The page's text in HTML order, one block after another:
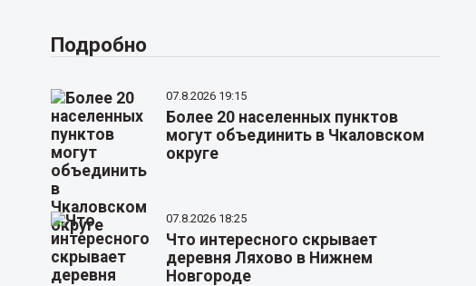
Подробно
07.8.2026 19:15
Более 20 населенных пунктов
могут объединить в Чкаловском
округе
07.8.2026 18:25
Что интересного скрывает
деревня Ляхово в Нижнем
Новгороде